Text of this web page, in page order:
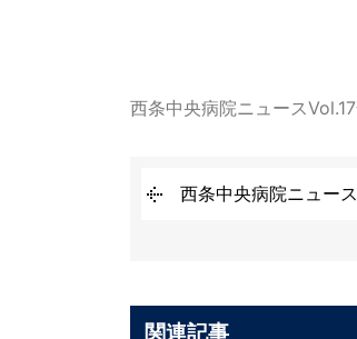
西条中央病院ニュース
西条中央病院ニュ
関連記事